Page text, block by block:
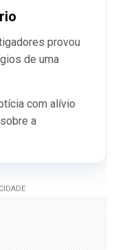
provou
de uma
com alívio
a